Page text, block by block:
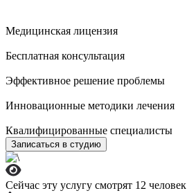
ул. Адмирала Лазарева, д. 55
+7 (909) 999-43-38 Записаться
м. Бульвар Дмитрия Донского
ул. Маршала Савицкого, д. 8
+7 (969) 123-55-52 Записаться
м. Строгино
б-р Строгинский, д. 9
Медицинская лицензия
Бесплатная консультация
Эффективное решение проблемы
Инновационные методики лечения
Квалифицированные специалисты
Записаться в студию
Сейчас эту услугу смотрят 12 человек